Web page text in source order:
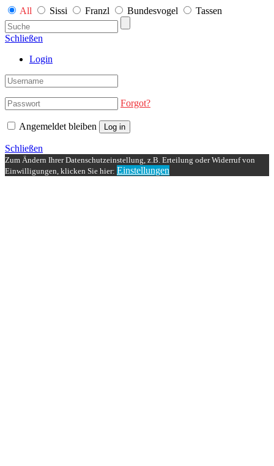
All Sissi Franzl Bundesvogel Tassen
Schließen
Login
Forgot?
Angemeldet bleiben Log in
Schließen
Zum Ändern Ihrer Datenschutzeinstellung, z.B. Erteilung oder Widerruf von
Einwilligungen, klicken Sie hier: Einstellungen